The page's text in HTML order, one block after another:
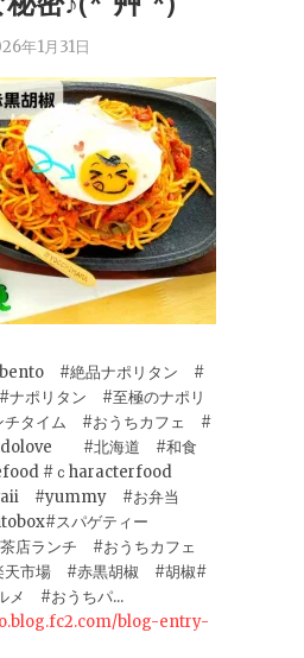
年1月31日
#絶品ナポリタン #
リタン #至極のナポリ
チタイム #おうちカフェ #
#北海道 #和食
#ｃharacterfood
#yummy #お弁当
スパゲティー
ランチ #おうちカフェ
天市場 #赤黒胡椒 #胡椒#
メ #おうちパ...
blog-entry-